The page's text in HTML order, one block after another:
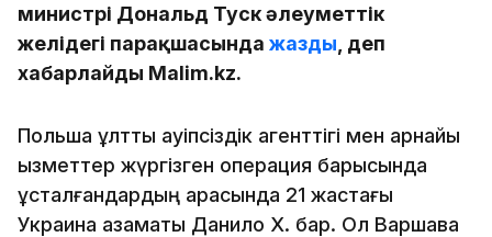
министрі Дональд Туск әлеуметтік
желідегі парақшасында жазды , деп
хабарлайды Malim.kz.
Польша ұлттық қауіпсіздік агенттігі мен арнайы
қызметтер жүргізген операция барысында
ұсталғандардың арасында 21 жастағы
Украина азаматы Данило Х. бар. Ол Варшава